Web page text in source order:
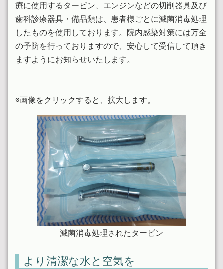
療に使用するタービン、エンジンなどの切削器具及び
歯科診療器具・備品類は、患者様ごとに滅菌消毒処理
したものを使用しております。院内感染対策には万全
の予防を行っておりますので、安心して受信して頂き
ますようにお知らせいたします。
※画像をクリックすると、拡大します。
滅菌消毒処理されたタービン
より清潔な水と空気を